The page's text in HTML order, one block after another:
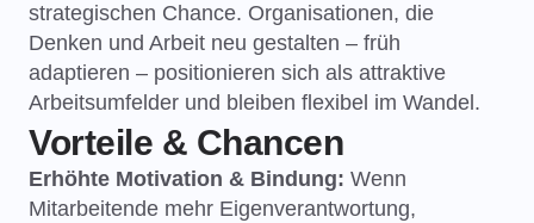
strategischen Chance. Organisationen, die
Denken und Arbeit neu gestalten – früh
adaptieren – positionieren sich als attraktive
Arbeitsumfelder und bleiben flexibel im Wandel.
Vorteile & Chancen
Erhöhte Motivation & Bindung: Wenn
Mitarbeitende mehr Eigenverantwortung,